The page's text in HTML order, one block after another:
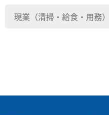
現業（清掃・給食・用務）